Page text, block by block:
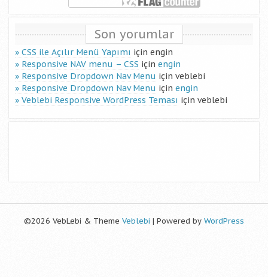
Son yorumlar
CSS ile Açılır Menü Yapımı için engin
Responsive NAV menu – CSS için engin
Responsive Dropdown Nav Menu için veblebi
Responsive Dropdown Nav Menu için engin
Veblebi Responsive WordPress Teması için veblebi
©2026 VebLebi & Theme Veblebi | Powered by WordPress